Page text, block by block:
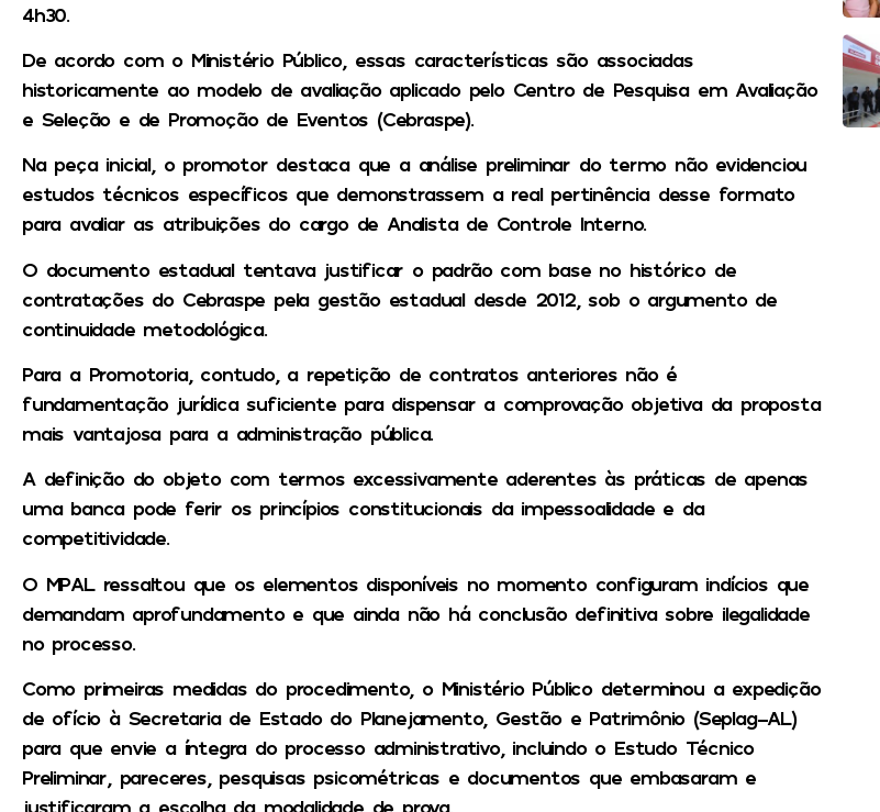
4h30.
De acordo com o Ministério Público, essas características são associadas
historicamente ao modelo de avaliação aplicado pelo Centro de Pesquisa em Avaliação
e Seleção e de Promoção de Eventos (Cebraspe).
Na peça inicial, o promotor destaca que a análise preliminar do termo não evidenciou
estudos técnicos específicos que demonstrassem a real pertinência desse formato
para avaliar as atribuições do cargo de Analista de Controle Interno.
O documento estadual tentava justificar o padrão com base no histórico de
contratações do Cebraspe pela gestão estadual desde 2012, sob o argumento de
continuidade metodológica.
Para a Promotoria, contudo, a repetição de contratos anteriores não é
fundamentação jurídica suficiente para dispensar a comprovação objetiva da proposta
mais vantajosa para a administração pública.
A definição do objeto com termos excessivamente aderentes às práticas de apenas
uma banca pode ferir os princípios constitucionais da impessoalidade e da
competitividade.
O MPAL ressaltou que os elementos disponíveis no momento configuram indícios que
demandam aprofundamento e que ainda não há conclusão definitiva sobre ilegalidade
no processo.
Como primeiras medidas do procedimento, o Ministério Público determinou a expedição
de ofício à Secretaria de Estado do Planejamento, Gestão e Patrimônio (Seplag-AL)
para que envie a íntegra do processo administrativo, incluindo o Estudo Técnico
Preliminar, pareceres, pesquisas psicométricas e documentos que embasaram e
justificaram a escolha da modalidade de prova.